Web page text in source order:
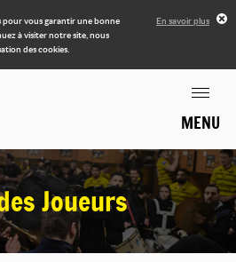
pour vous garantir une bonne
à visiter notre site, nous
des cookies.
En savoir plus
MENU
Joueurs